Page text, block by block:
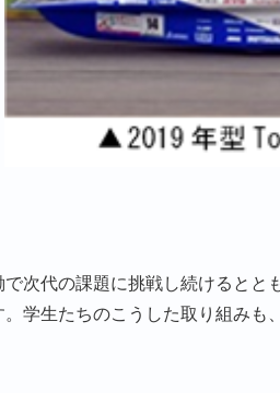
次代の課題に挑戦し続けるとと
学生たちのこうした取り組みも